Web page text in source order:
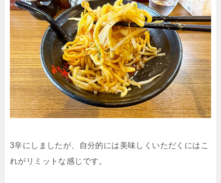
3辛にしましたが、自分的には美味しくいただくにはこ
れがリミットな感じです。